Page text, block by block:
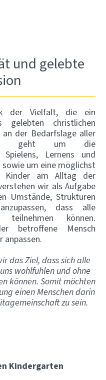
und gelebte
der Vielfalt, die ein
gelebten christlichen
der Bedarfslage aller
geht um die
Spielens, Lernens und
um eine möglichst
Kinder am Alltag der
wir als Aufgabe
Umstände, Strukturen
dass alle
teilnehmen können.
betroffene Mensch
anpassen.
das Ziel, dass sich alle
wohlfühlen und ohne
können. Somit möchten
einen Menschen darin
zu sein.
Kindergarten